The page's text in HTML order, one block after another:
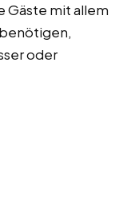
Gäste mit allem
oder